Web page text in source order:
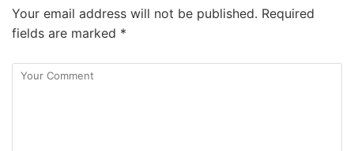
Your email address will not be published. Required
fields are marked *